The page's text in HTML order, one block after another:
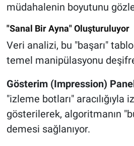
müdahalenin boyutunu
"Sanal Bir Ayna" Oluşturuluyor
Veri analizi, bu "başarı"
temel manipülasyonu
Gösterim (Impression)
"izleme botları" aracılığıyla
gösterilerek, algoritmanın
demesi sağlanıyor.